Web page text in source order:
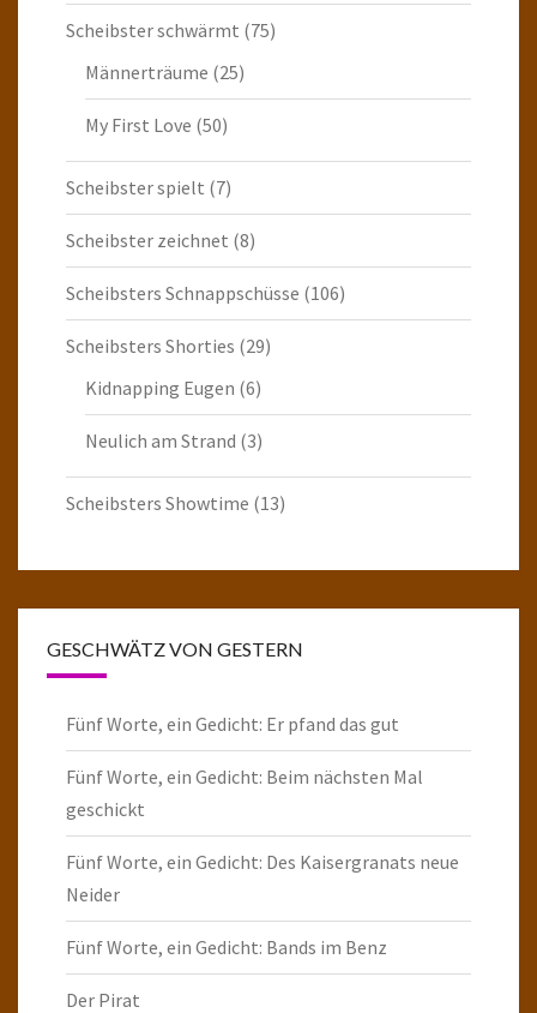
Scheibster schwärmt (75)
Männerträume (25)
My First Love (50)
Scheibster spielt (7)
Scheibster zeichnet (8)
Scheibsters Schnappschüsse (106)
Scheibsters Shorties (29)
Kidnapping Eugen (6)
Neulich am Strand (3)
Scheibsters Showtime (13)
GESCHWÄTZ VON GESTERN
Fünf Worte, ein Gedicht: Er pfand das gut
Fünf Worte, ein Gedicht: Beim nächsten Mal
geschickt
Fünf Worte, ein Gedicht: Des Kaisergranats neue
Neider
Fünf Worte, ein Gedicht: Bands im Benz
Der Pirat